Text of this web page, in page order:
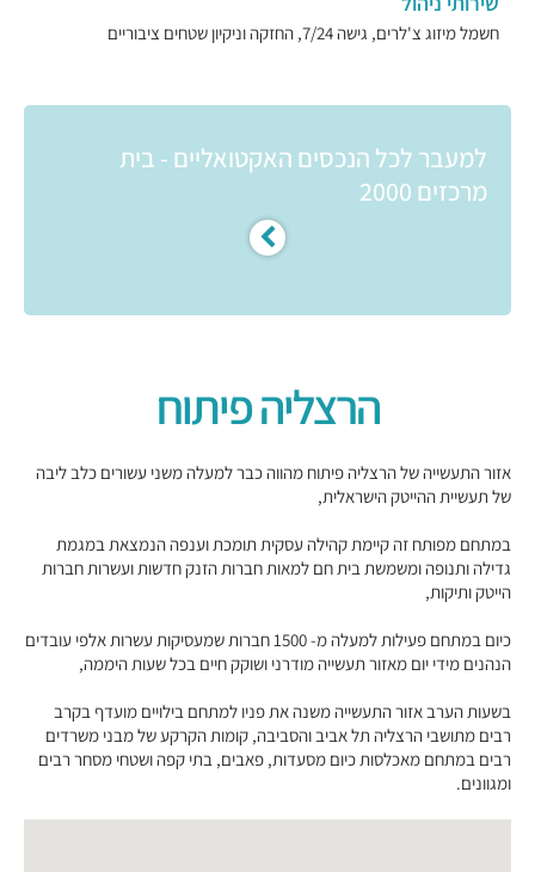
חשמל מיזוג צ'לרים, גישה 7/24, החזקה וניקיון שטחים ציבוריים
למעבר לכל הנכסים האקטואליים - בית
מרכזים 2000
הרצליה פיתוח
אזור התעשייה של הרצליה פיתוח מהווה כבר למעלה משני עשורים כלב ליבה
של תעשיית ההייטק הישראלית,
במתחם מפותח זה קיימת קהילה עסקית תומכת וענפה הנמצאת במגמת
גדילה ותנופה ומשמשת בית חם למאות חברות הזנק חדשות ועשרות חברות
הייטק ותיקות,
כיום במתחם פעילות למעלה מ- 1500 חברות שמעסיקות עשרות אלפי עובדים
הנהנים מידי יום מאזור תעשייה מודרני ושוקק חיים בכל שעות היממה,
בשעות הערב אזור התעשייה משנה את פניו למתחם בילויים מועדף בקרב
רבים מתושבי הרצליה תל אביב והסביבה, קומות הקרקע של מבני משרדים
רבים במתחם מאכלסות כיום מסעדות, פאבים, בתי קפה ושטחי מסחר רבים
ומגוונים.